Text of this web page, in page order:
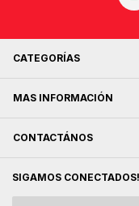
CATEGORÍAS
MAS INFORMACIÓN
CONTACTÁNOS
SIGAMOS CONECTADOS!